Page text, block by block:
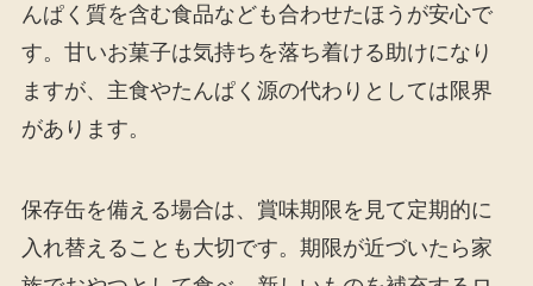
んぱく質を含む食品なども合わせたほうが安心で
す。甘いお菓子は気持ちを落ち着ける助けになり
ますが、主食やたんぱく源の代わりとしては限界
があります。
保存缶を備える場合は、賞味期限を見て定期的に
入れ替えることも大切です。期限が近づいたら家